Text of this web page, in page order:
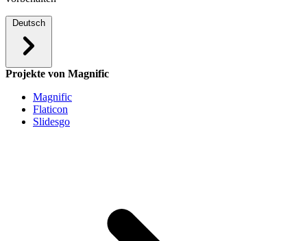
Deutsch
Projekte von Magnific
Magnific
Flaticon
Slidesgo